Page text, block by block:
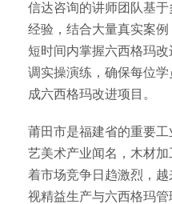
信达咨询的讲师团队基
经验，结合大量真实案
短时间内掌握六西格玛
调实操演练，确保每位
成六西格玛改进项目。
莆田市是福建省的重要
艺美术产业闻名，木材
着市场竞争日趋激烈，
视精益生产与六西格玛